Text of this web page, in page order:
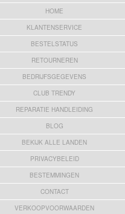
HOME
KLANTENSERVICE
BESTELSTATUS
RETOURNEREN
BEDRIJFSGEGEVENS
CLUB TRENDY
REPARATIE HANDLEIDING
BLOG
BEKIJK ALLE LANDEN
PRIVACYBELEID
BESTEMMINGEN
CONTACT
VERKOOPVOORWAARDEN